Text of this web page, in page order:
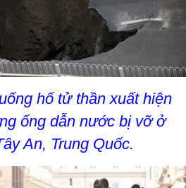
hố tử thần xuất hiện
ống dẫn nước bị vỡ ở
An, Trung Quốc.